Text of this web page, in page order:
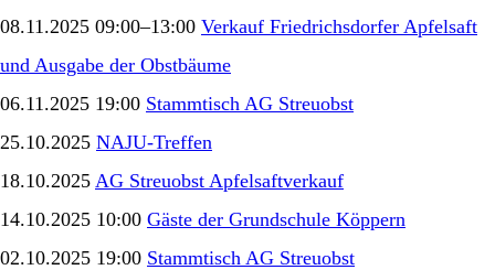
08.11.2025 09:00–13:00 Verkauf Friedrichsdorfer Apfelsaft
und Ausgabe der Obstbäume
06.11.2025 19:00 Stammtisch AG Streuobst
25.10.2025 NAJU-Treffen
18.10.2025 AG Streuobst Apfelsaftverkauf
14.10.2025 10:00 Gäste der Grundschule Köppern
02.10.2025 19:00 Stammtisch AG Streuobst